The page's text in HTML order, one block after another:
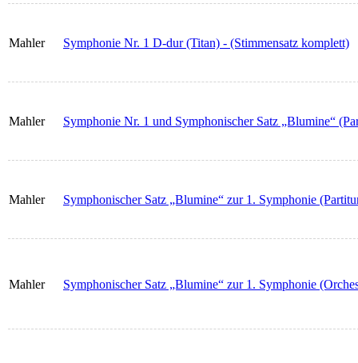
Mahler Symphonie Nr. 1 D-dur (Titan) - (Stimmensatz komplett)
Mahler Symphonie Nr. 1 und Symphonischer Satz „Blumine“
Mahler Symphonischer Satz „Blumine“ zur 1. Symphonie
Mahler Symphonischer Satz „Blumine“ zur 1. Symphonie